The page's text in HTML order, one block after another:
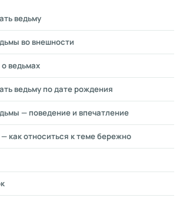
ведьму
во внешности
ведьмах
ведьму по дате рождения
— поведение и впечатление
как относиться к теме бережно